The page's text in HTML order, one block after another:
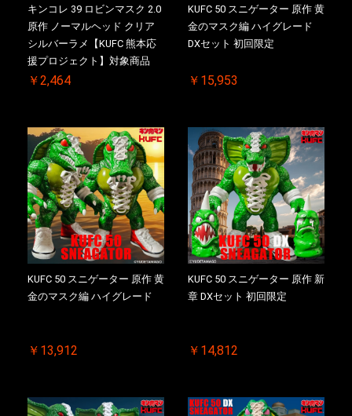
キンコレ 39 ロビンマスク 2.0
原作 ノーマルヘッド クリア
シルバーラメ【KUFC 熊本応
援プロジェクト】対象商品
￥2,464
KUFC 50 スニゲーター 原作 黄
金のマスク編 ハイグレード
DXセット 初回限定
￥15,953
KUFC 50 スニゲーター 原作 黄
金のマスク編 ハイグレード
￥13,912
KUFC 50 スニゲーター 原作 新
章 DXセット 初回限定
￥14,812